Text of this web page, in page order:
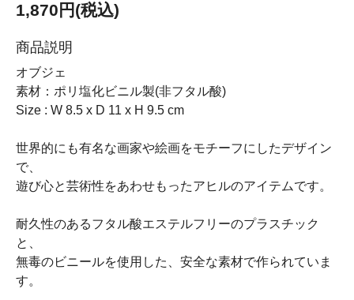
1,870円(税込)
商品説明
オブジェ
素材：ポリ塩化ビニル製(非フタル酸)
Size : W 8.5 x D 11 x H 9.5 cm
世界的にも有名な画家や絵画をモチーフにしたデザイン
で、
遊び心と芸術性をあわせもったアヒルのアイテムです。
耐久性のあるフタル酸エステルフリーのプラスチック
と、
無毒のビニールを使用した、安全な素材で作られていま
す。